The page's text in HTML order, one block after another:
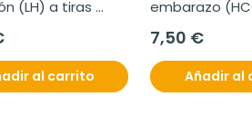
(LH) a tiras
al carrito
embarazo
7,50 €
Añadir al